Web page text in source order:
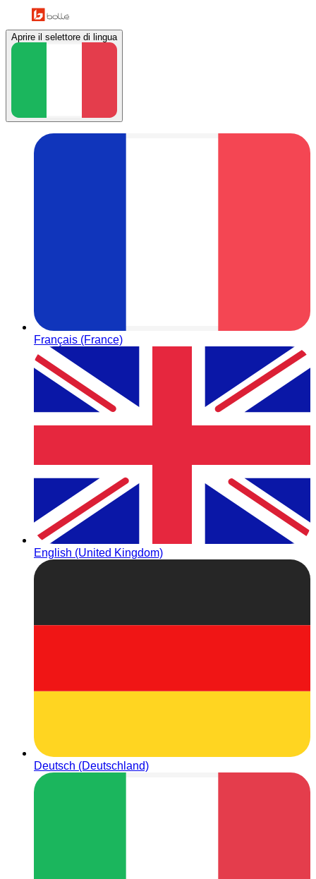
Aprire il selettore di lingua
Français (France)
English (United Kingdom)
Deutsch (Deutschland)